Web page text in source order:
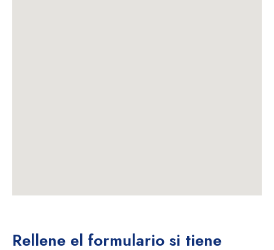
Rellene el formulario si tiene